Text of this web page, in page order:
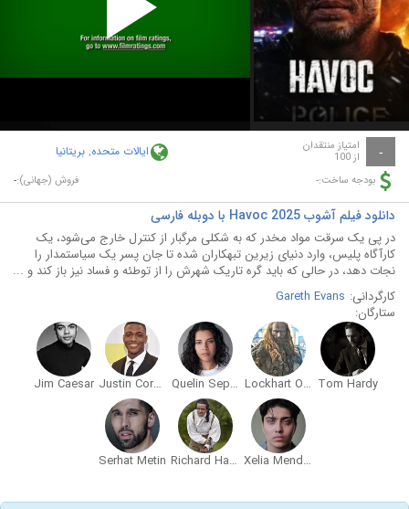
Play
Video
- امتیاز منتقدان
از 100 ایالات متحده, بریتانیا
بودجه ساخت:- فروش (جهانی):-
دانلود فیلم آشوب Havoc 2025 با دوبله فارسی
در پی یک سرقت مواد مخدر که به شکلی مرگبار از کنترل خارج می‌شود، یک
کارآگاه پلیس، وارد دنیای زیرین تبهکاران شده تا جان پسر یک سیاستمدار را
نجات دهد، در حالی که باید گره تاریک شهرش را از توطئه و فساد نیز باز کند و ...
کارگردانی: Gareth Evans
ستارگان:
Tom Hardy
Lockhart Ogilvie
Quelin Sepulveda
Justin Cornwell
Jim Caesar
Xelia Mendes-Jones
Richard Harrington
Serhat Metin